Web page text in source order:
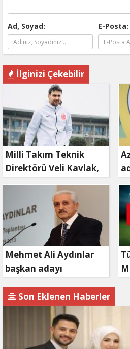
Ad, Soyad: E-Posta:
İlginizi Çekebilir
Milli Takım Teknik
Direktörü Veli Kavlak,
görevinden ayrıldı
Mehmet Ali Aydınlar
başkan adayı
Son Eklenen Haberler